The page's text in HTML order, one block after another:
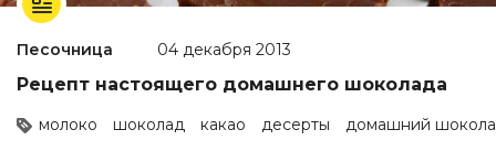
Песочница 04 декабря 2013
Рецепт настоящего домашнего шоколада
молоко шоколад какао десерты домашний